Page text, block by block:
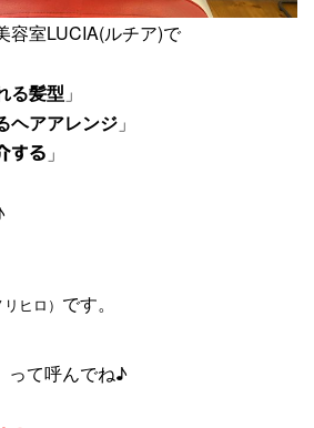
容室LUCIA(ルチア)で
る髪型 」
ヘアアレンジ 」
する 」
ヒロ） です。
って呼んでね♪